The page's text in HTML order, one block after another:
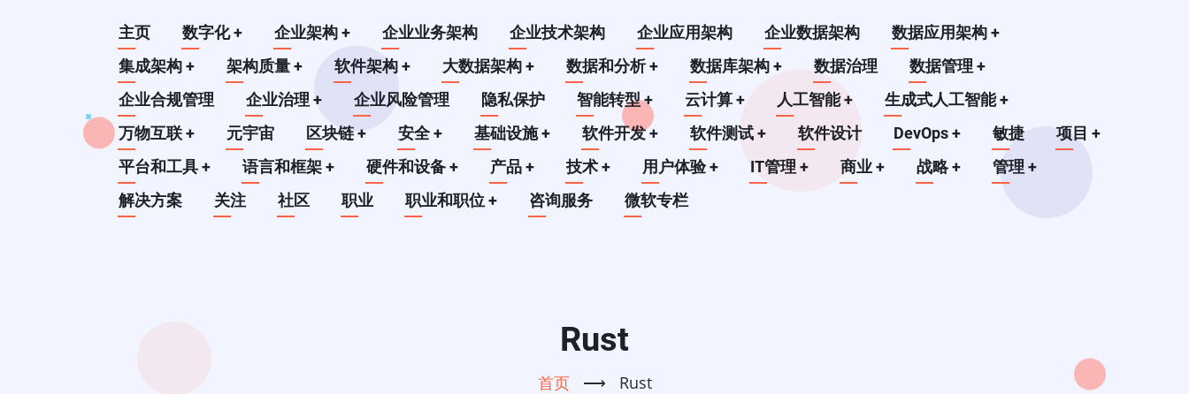
Main
navigation
主页 数字化+ 企业架构+ 企业业务架构 企业技术架构 企业应用架构 企业数据架构 数据应用架构+
集成架构+ 架构质量+ 软件架构+ 大数据架构+ 数据和分析+ 数据库架构+ 数据治理 数据管理+
企业合规管理
企业治理+ 企业风险管理 隐私保护 智能转型+ 云计算+ 人工智能+ 生成式人工智能+
万物互联+ 元宇宙 区块链+ 安全+ 基础设施+ 软件开发+ 软件测试+ 软件设计 DevOps+ 敏捷 项目+
平台和工具+ 语言和框架+ 硬件和设备+ 产品+ 技术+ 用户体验+ IT管理+ 商业+ 战略+ 管理+
解决方案
关注 社区 职业 职业和职位+ 咨询服务 微软专栏
Rust
首页 ⟶ Rust